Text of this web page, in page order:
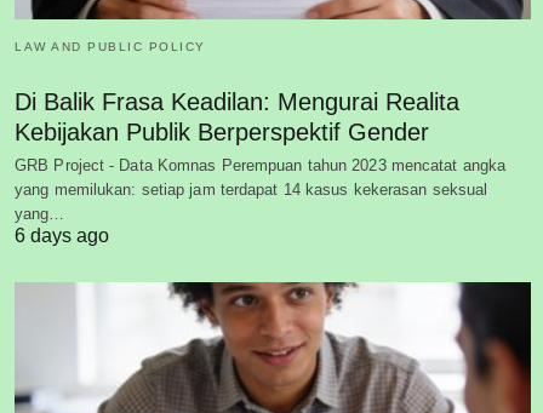
LAW AND PUBLIC POLICY
Di Balik Frasa Keadilan: Mengurai Realita
Kebijakan Publik Berperspektif Gender
GRB Project - Data Komnas Perempuan tahun 2023 mencatat angka
yang memilukan: setiap jam terdapat 14 kasus kekerasan seksual
yang…
6 days ago